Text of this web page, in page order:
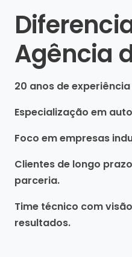
Agência
20 anos de
Especialização em
Foco em empresas
Clientes de longo
parceria.
Time técnico com
resultados.